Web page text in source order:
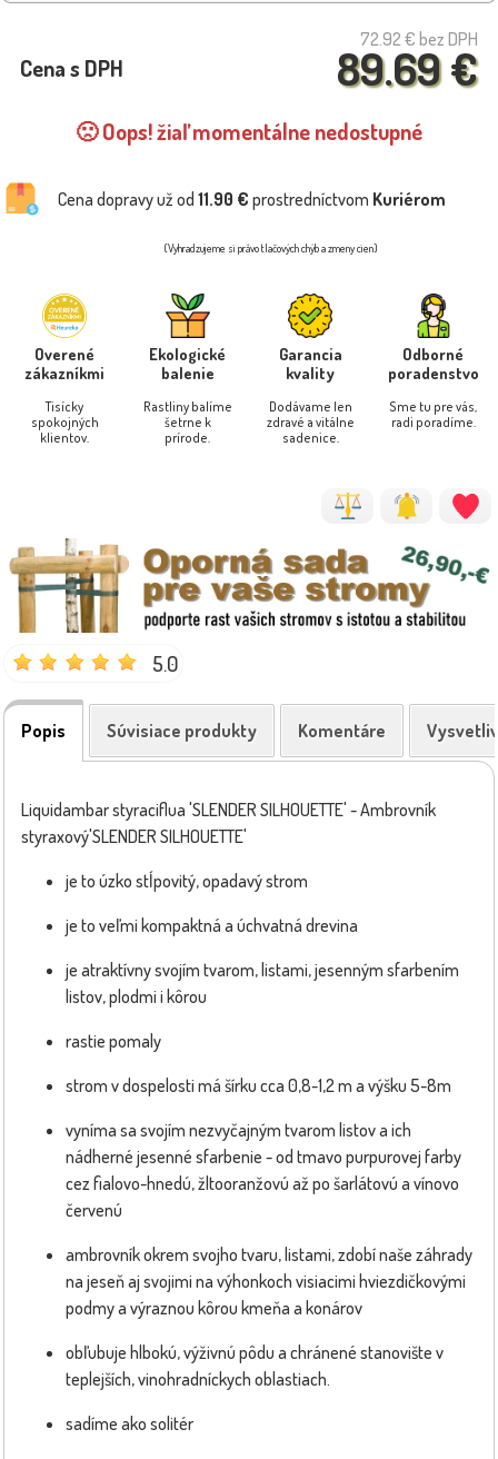
72.92 € bez DPH
89.69 €
Cena s DPH
🙁 Oops! žiaľ momentálne nedostupné
Cena dopravy už od 11.90 € prostredníctvom Kuriérom
(Vyhradzujeme si právo tlačových chýb a zmeny cien)
Overené
zákazníkmi
Tisícky
spokojných
klientov.
Ekologické
balenie
Rastliny balíme
šetrne k
prírode.
Garancia
kvality
Dodávame len
zdravé a vitálne
sadenice.
Odborné
poradenstvo
Sme tu pre vás,
radi poradíme.
5.0
Popis Súvisiace produkty Komentáre
Liquidambar styraciflua 'SLENDER SILHOUETTE' - Ambrovník
styraxový'SLENDER SILHOUETTE'
je to úzko stĺpovitý, opadavý strom
je to veľmi kompaktná a úchvatná drevina
je atraktívny svojím tvarom, listami, jesenným sfarbením
listov, plodmi i kôrou
rastie pomaly
strom v dospelosti má šírku cca 0,8-1,2 m a výšku 5-8m
vyníma sa svojím nezvyčajným tvarom listov a ich
nádherné jesenné sfarbenie - od tmavo purpurovej farby
cez fialovo-hnedú, žltooranžovú až po šarlátovú a vínovo
červenú
ambrovník okrem svojho tvaru, listami, zdobí naše záhrady
na jeseň aj svojimi na výhonkoch visiacimi hviezdičkovými
podmy a výraznou kôrou kmeňa a konárov
obľubuje hlbokú, výživnú pôdu a chránené stanovište v
teplejších, vinohradníckych oblastiach.
sadíme ako solitér